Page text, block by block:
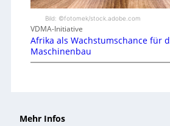
Bild: ©fotomek/stock.adobe.com
VDMA-Initiative
Afrika als Wachstumschance für
Maschinenbau
Mehr Infos